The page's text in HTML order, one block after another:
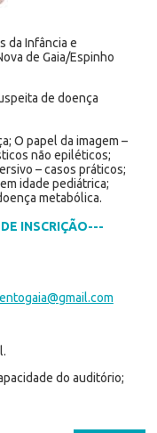
da Infância e
de Gaia/Espinho
de doença
O papel da imagem –
não epiléticos;
– casos práticos;
idade pediátrica;
metabólica.
INSCRIÇÃO---
do auditório;